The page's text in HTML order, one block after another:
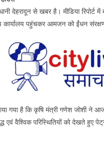
देहरादून से खबर है। मीडिया रिपोर्ट
पहुंचकर आमजन को ईंधन
गया है कि कृषि मंत्री गणेश जोशी
एवं वैश्विक परिस्थितियों को देखते हुए